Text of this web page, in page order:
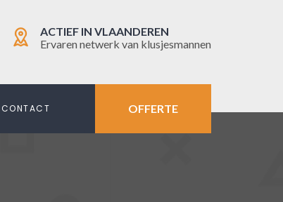
ACTIEF IN VLAANDEREN
Ervaren netwerk van klusjesmannen
CONTACT OFFERTE